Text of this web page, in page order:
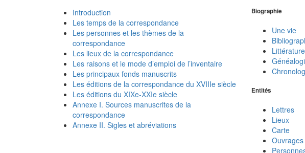
Introduction
Les temps de la correspondance
Les personnes et les thèmes de la
correspondance
Les lieux de la correspondance
Les raisons et le mode d’emploi de l’inventaire
Les principaux fonds manuscrits
Les éditions de la correspondance du XVIIIe siècle
Les éditions du XIXe-XXIe siècle
Annexe I. Sources manuscrites de la
correspondance
Annexe II. Sigles et abréviations
Biographie
Une vie
Entités
Lettres
Lieux
Carte
Ouvrages